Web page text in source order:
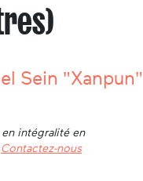
Sein "Xanpun"
intégralité en
Contactez-nous